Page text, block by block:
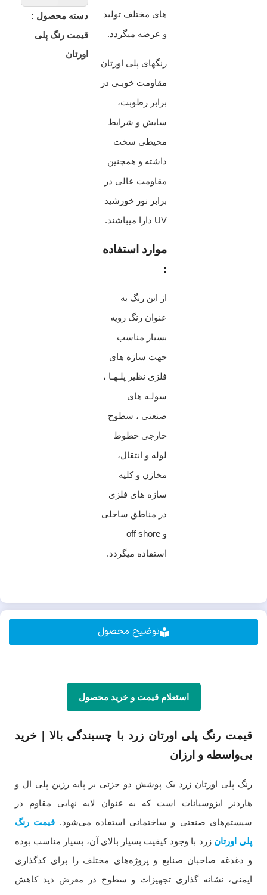
های مختلف تولید
و عرضه میگردد.
رنگهای پلی اورتان
مقاومت خوبـی در
برابر رطوبت،
سایش و شرایط
محیطی سخت
داشته و همچنین
مقاومت عالی در
برابر نور خورشید
UV دارا میباشند.
موارد استفاده
:
از این رنگ به
عنوان رنگ رویه
بسیار مناسب
جهت سازه های
فلزی نظیر پلـهـا ،
سولـه های
صنعتی ، سطوح
خارجی خطوط
لوله و انتقال،
مخازن و کلیه
سازه های فلزی
در مناطق ساحلی
و off shore
استفاده میگردد.
دسته محصول :
قیمت رنگ پلی
اورتان
توضیح محصول
استعلام قیمت و خرید محصول
قیمت رنگ پلی اورتان زرد با چسبندگی بالا | خرید
بی‌واسطه و ارزان
رنگ پلی اورتان زرد یک پوشش دو جزئی بر پایه رزین پلی ال و
هاردنر ایزوسیانات است که به عنوان لایه نهایی مقاوم در
سیستم‌های صنعتی و ساختمانی استفاده می‌شود. قیمت رنگ
پلی اورتان زرد با وجود کیفیت بسیار بالای آن، بسیار مناسب بوده
و دغدغه صاحبان صنایع و پروژه‌های مختلف را برای کدگذاری
ایمنی، نشانه گذاری تجهیزات و سطوح در معرض دید کاهش